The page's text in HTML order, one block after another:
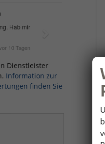
Dienstleister
Information zur
finden Sie